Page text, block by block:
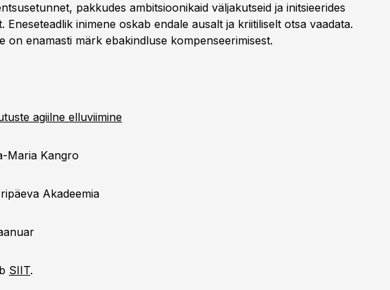
pakkudes ambitsioonikaid väljakutseid ja initsieerides
Eneseteadlik inimene oskab endale ausalt ja kriitiliselt otsa vaadata.
on enamasti märk ebakindluse kompenseerimisest.
agiilne elluviimine
Maria Kangro
Akadeemia
SIIT.